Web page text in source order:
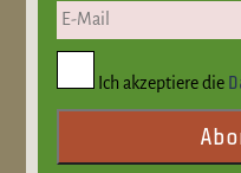
Ich akzeptiere die